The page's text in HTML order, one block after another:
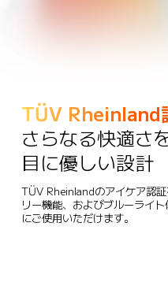
TÜV Rheinland
さらなる快適さ
目に優しい設計
TÜV Rheinlandのアイケア認
リー機能、およびブルーライ
にご使用いただけます。